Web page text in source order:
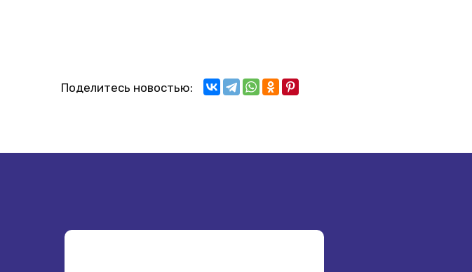
Поделитесь новостью: